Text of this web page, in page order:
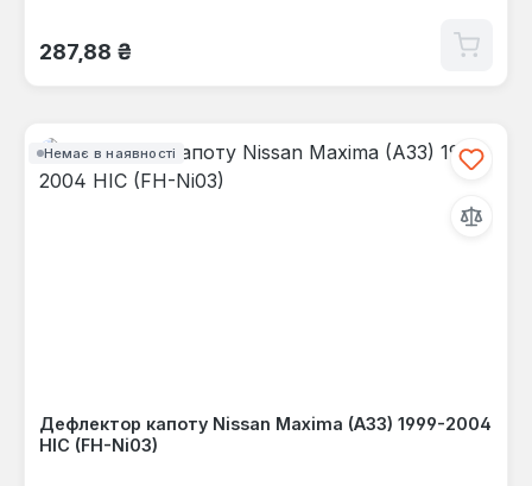
Звичайна ціна:
287,88 ₴
Немає в наявності
Дефлектор капоту Nissan Maxima (A33) 1999-2004
HIC (FH-Ni03)